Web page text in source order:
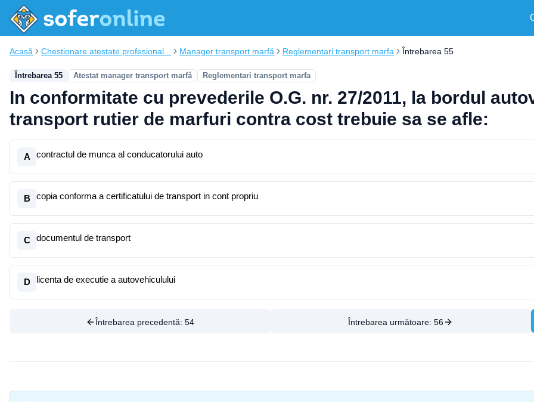
Acasă Chestionare atestate profesional... Manager transport marfă Reglementari transport marfa Întrebarea 55
Întrebarea 55 Atestat manager transport marfă Reglementari transport marfa
In conformitate cu prevederile O.G. nr. 27/2011, la bordul
transport rutier de marfuri contra cost trebuie sa se afle:
A contractul de munca al conducatorului auto
B copia conforma a certificatului de transport in cont propriu
C documentul de transport
D licenta de executie a autovehiculului
Întrebarea precedentă: 54 Întrebarea următoare: 56